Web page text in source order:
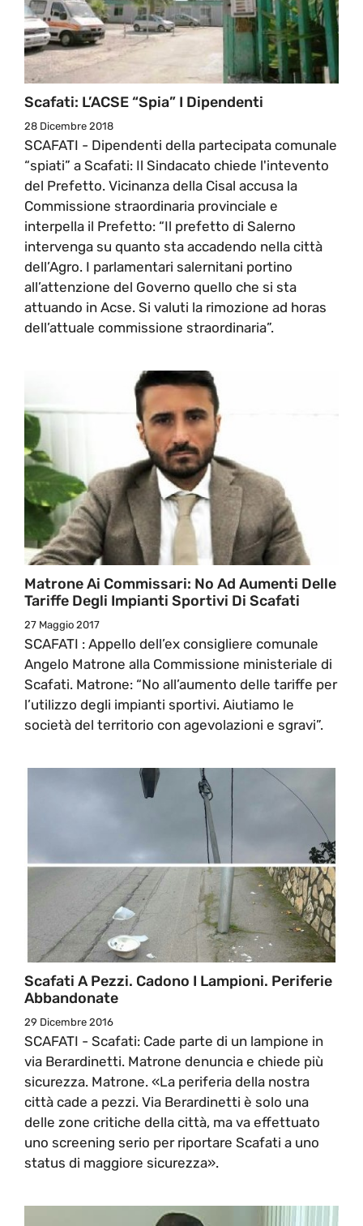
Scafati: L’ACSE “spia” I Dipendenti
28 Dicembre 2018
SCAFATI - Dipendenti della partecipata comunale
“spiati” a Scafati: Il Sindacato chiede l'intevento
del Prefetto. Vicinanza della Cisal accusa la
Commissione straordinaria provinciale e
interpella il Prefetto: “Il prefetto di Salerno
intervenga su quanto sta accadendo nella città
dell’Agro. I parlamentari salernitani portino
all’attenzione del Governo quello che si sta
attuando in Acse. Si valuti la rimozione ad horas
dell’attuale commissione straordinaria”.
Matrone Ai Commissari: No Ad Aumenti Delle
Tariffe Degli Impianti Sportivi Di Scafati
27 Maggio 2017
SCAFATI : Appello dell’ex consigliere comunale
Angelo Matrone alla Commissione ministeriale di
Scafati. Matrone: “No all’aumento delle tariffe per
l’utilizzo degli impianti sportivi. Aiutiamo le
società del territorio con agevolazioni e sgravi”.
Scafati A Pezzi. Cadono I Lampioni. Periferie
Abbandonate
29 Dicembre 2016
SCAFATI - Scafati: Cade parte di un lampione in
via Berardinetti. Matrone denuncia e chiede più
sicurezza. Matrone. «La periferia della nostra
città cade a pezzi. Via Berardinetti è solo una
delle zone critiche della città, ma va effettuato
uno screening serio per riportare Scafati a uno
status di maggiore sicurezza».